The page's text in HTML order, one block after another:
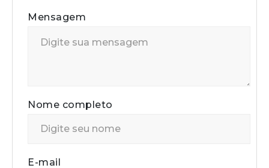
Mensagem
Nome completo
E-mail